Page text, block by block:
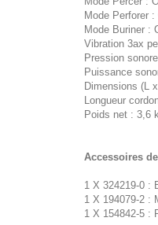
Mode Perforer :
Mode Buriner :
Vibration 3ax
Pression
Puissance
Dimensions (L
Longueur
Poids net : 3,6
Accessoires
1 X 324219-0 :
1 X 194079-2 :
1 X 154842-5 :